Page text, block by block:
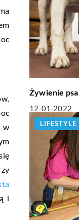
w
i
Żywienie
12-01-2022
LIFESTYLE